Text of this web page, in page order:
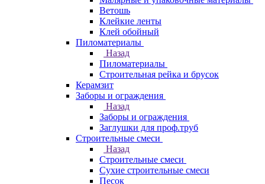
Ветошь
Клейкие ленты
Клей обойный
Пиломатериалы
Назад
Пиломатериалы
Строительная рейка и брусок
Керамзит
Заборы и ограждения
Назад
Заборы и ограждения
Заглушки для проф.труб
Строительные смеси
Назад
Строительные смеси
Сухие строительные смеси
Песок